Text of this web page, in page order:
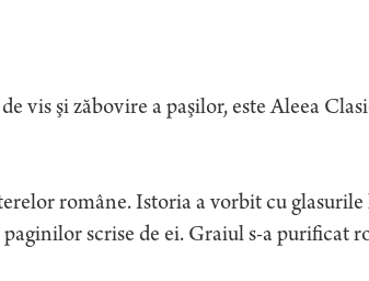
vis şi zăbovire a paşilor, este Aleea
române. Istoria a vorbit cu glasurile
scrise de ei. Graiul s-a purificat